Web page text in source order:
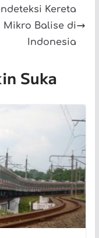
Kereta
Mikro Balise di
Indonesia
Suka